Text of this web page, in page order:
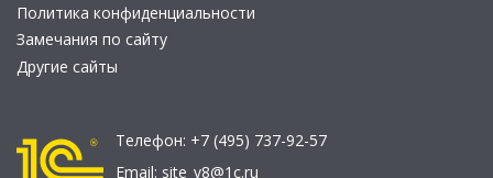
Политика конфиденциальности
Замечания по сайту
Другие сайты
Телефон: +7 (495) 737-92-57
Email: site_v8@1c.ru